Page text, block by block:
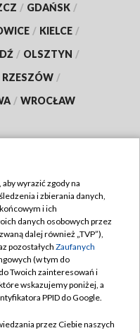
/ GDAŃSK /
/ KIELCE /
/ OLSZTYN /
RZESZÓW /
/ WROCŁAW
TVP
wyrazić zgody na
i zbierania danych,
i ich
danych osobowych przez
dalej również „TVP”),
pozostałych Zaufanych
(w tym do
Twoich zainteresowań i
wskazujemy poniżej, a
PPID do Google.
przez Ciebie naszych